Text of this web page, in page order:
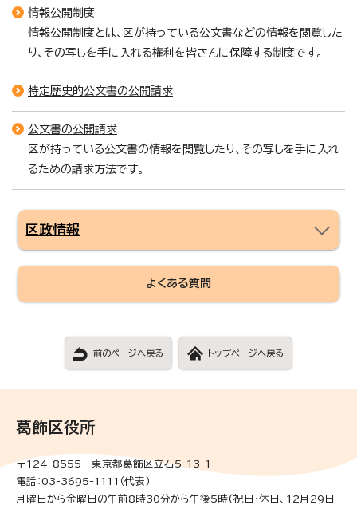
情報公開制度
情報公開制度とは、区が持っている公文書などの情報を閲覧した
り、その写しを手に入れる権利を皆さんに保障する制度です。
特定歴史的公文書の公開請求
公文書の公開請求
区が持っている公文書の情報を閲覧したり、その写しを手に入れ
るための請求方法です。
区政情報
よくある質問
前のページへ戻る トップページへ戻る
葛飾区役所
〒124-8555 東京都葛飾区立石5-13-1
電話：03-3695-1111（代表）
月曜日から金曜日の午前8時30分から午後5時(祝日・休日、12月29日